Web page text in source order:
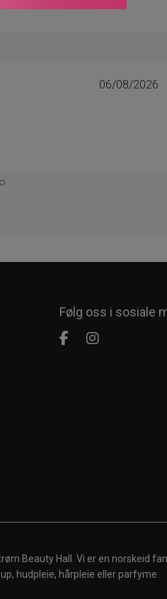
06/08/2026
Følg oss i sosiale
Beauty Hall. Vi er en norskeid
hudpleie, hårpleie eller parfyme.